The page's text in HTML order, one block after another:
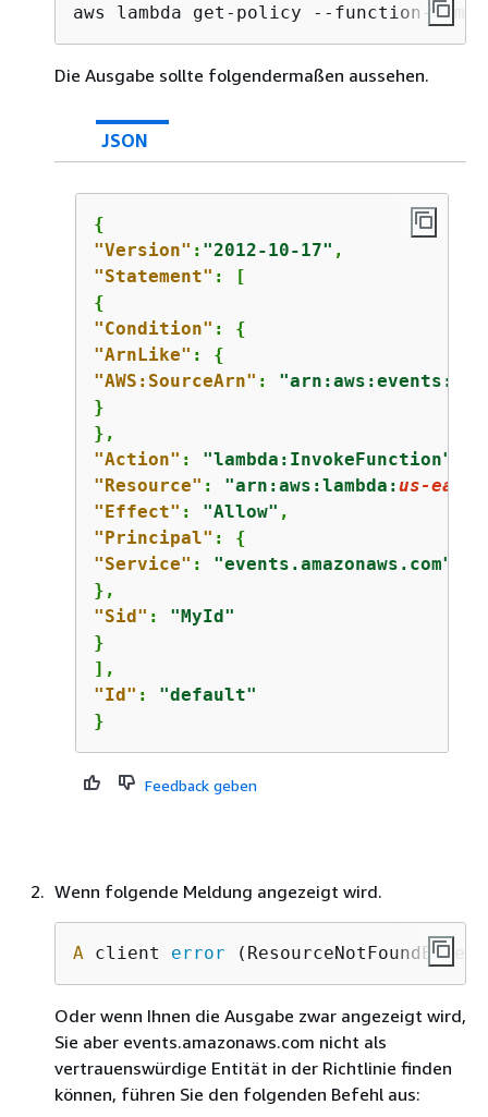
aws lambda get-policy --function-name
Die Ausgabe sollte folgendermaßen aussehen.
JSON
{
"Version" : "2012-10-17"
"Statement"
{
"Condition" : {
"ArnLike" : {
"AWS:SourceArn" : "arn:aws:events:
}
"Action" : "lambda:InvokeFunction"
"Resource" : "arn:aws:lambda:us-east-
"Effect" : "Allow"
"Principal" : {
"Service" : "events.amazonaws.com"
"Sid" : "MyId"
}
"Id" : "default"
}
Feedback geben
Wenn folgende Meldung angezeigt wird.
A client error
Oder wenn Ihnen die Ausgabe zwar angezeigt wird,
Sie aber events.amazonaws.com nicht als
vertrauenswürdige Entität in der Richtlinie finden
können, führen Sie den folgenden Befehl aus: